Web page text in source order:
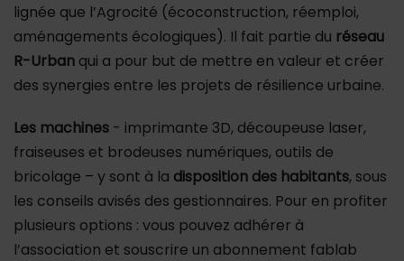
lignée que l’Agrocité (écoconstruction, réemploi,
aménagements écologiques). Il fait partie du réseau
R-Urban qui a pour but de mettre en valeur et créer
des synergies entre les projets de résilience urbaine.
Les machines - imprimante 3D, découpeuse laser,
fraiseuses et brodeuses numériques, outils de
bricolage – y sont à la disposition des habitants, sous
les conseils avisés des gestionnaires. Pour en profiter
plusieurs options : vous pouvez adhérer à
l’association et souscrire un abonnement fablab